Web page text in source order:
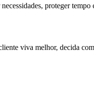
proteger tempo
viva melhor, decida